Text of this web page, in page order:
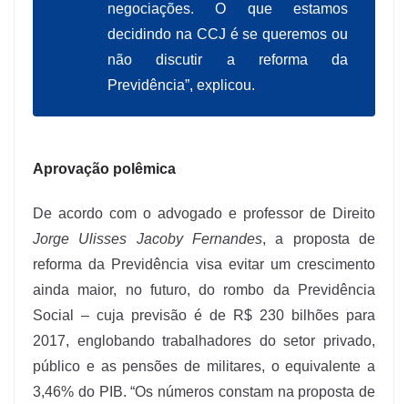
negociações. O que estamos
decidindo na CCJ é se queremos ou
não discutir a reforma da
Previdência”, explicou.
Aprovação polêmica
De acordo com o advogado e professor de Direito
Jorge Ulisses Jacoby Fernandes, a proposta de
reforma da Previdência visa evitar um crescimento
ainda maior, no futuro, do rombo da Previdência
Social – cuja previsão é de R$ 230 bilhões para
2017, englobando trabalhadores do setor privado,
público e as pensões de militares, o equivalente a
3,46% do PIB. “Os números constam na proposta de